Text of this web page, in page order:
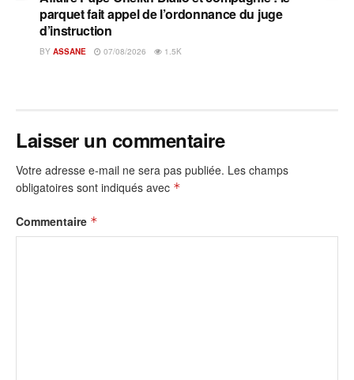
parquet fait appel de l’ordonnance du juge
d’instruction
BY ASSANE 07/08/2026 1.5K
Laisser un commentaire
Votre adresse e-mail ne sera pas publiée. Les champs
obligatoires sont indiqués avec *
Commentaire *